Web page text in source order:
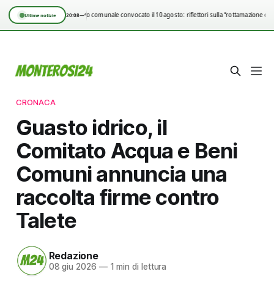
Ultime notizie 20:08—°
Consiglio comunale convocato il 10 agosto: riflettori sulla “rottamazione
CRONACA
Guasto idrico, il
Comitato Acqua e Beni
Comuni annuncia una
raccolta firme contro
Talete
Redazione
08 giu 2026 —1 min di lettura